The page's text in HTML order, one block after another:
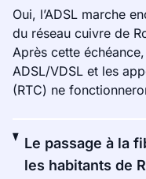
Oui, l’ADSL marche
du réseau cuivre de
Après cette
ADSL/VDSL et les
(RTC) ne
Le passage à la
les habitants de